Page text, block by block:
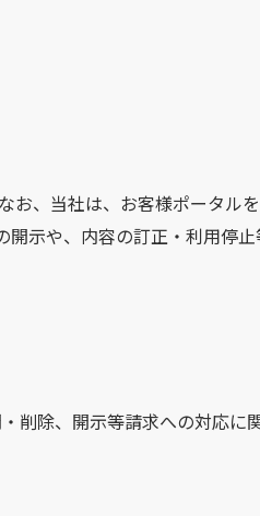
お、当社は、お客様ポータル
開示や、内容の訂正・利用停
削除、開示等請求への対応に